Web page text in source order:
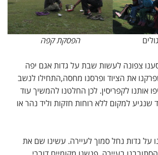
הפסקת קפה
צפונה לעשות שבת על גדות אגם יפה
את הציוד ופרסנו מחסה,התחילו לנשב
אותנו לקפריסין. לכן החלטנו להמשיך עוד
למקום ללא רוחות חזקות וליד נהר או
על גדות נחל סמוך לעיירה. עשינו שם את